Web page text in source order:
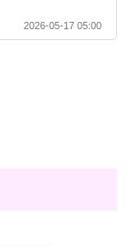
2026-05-17 05:00